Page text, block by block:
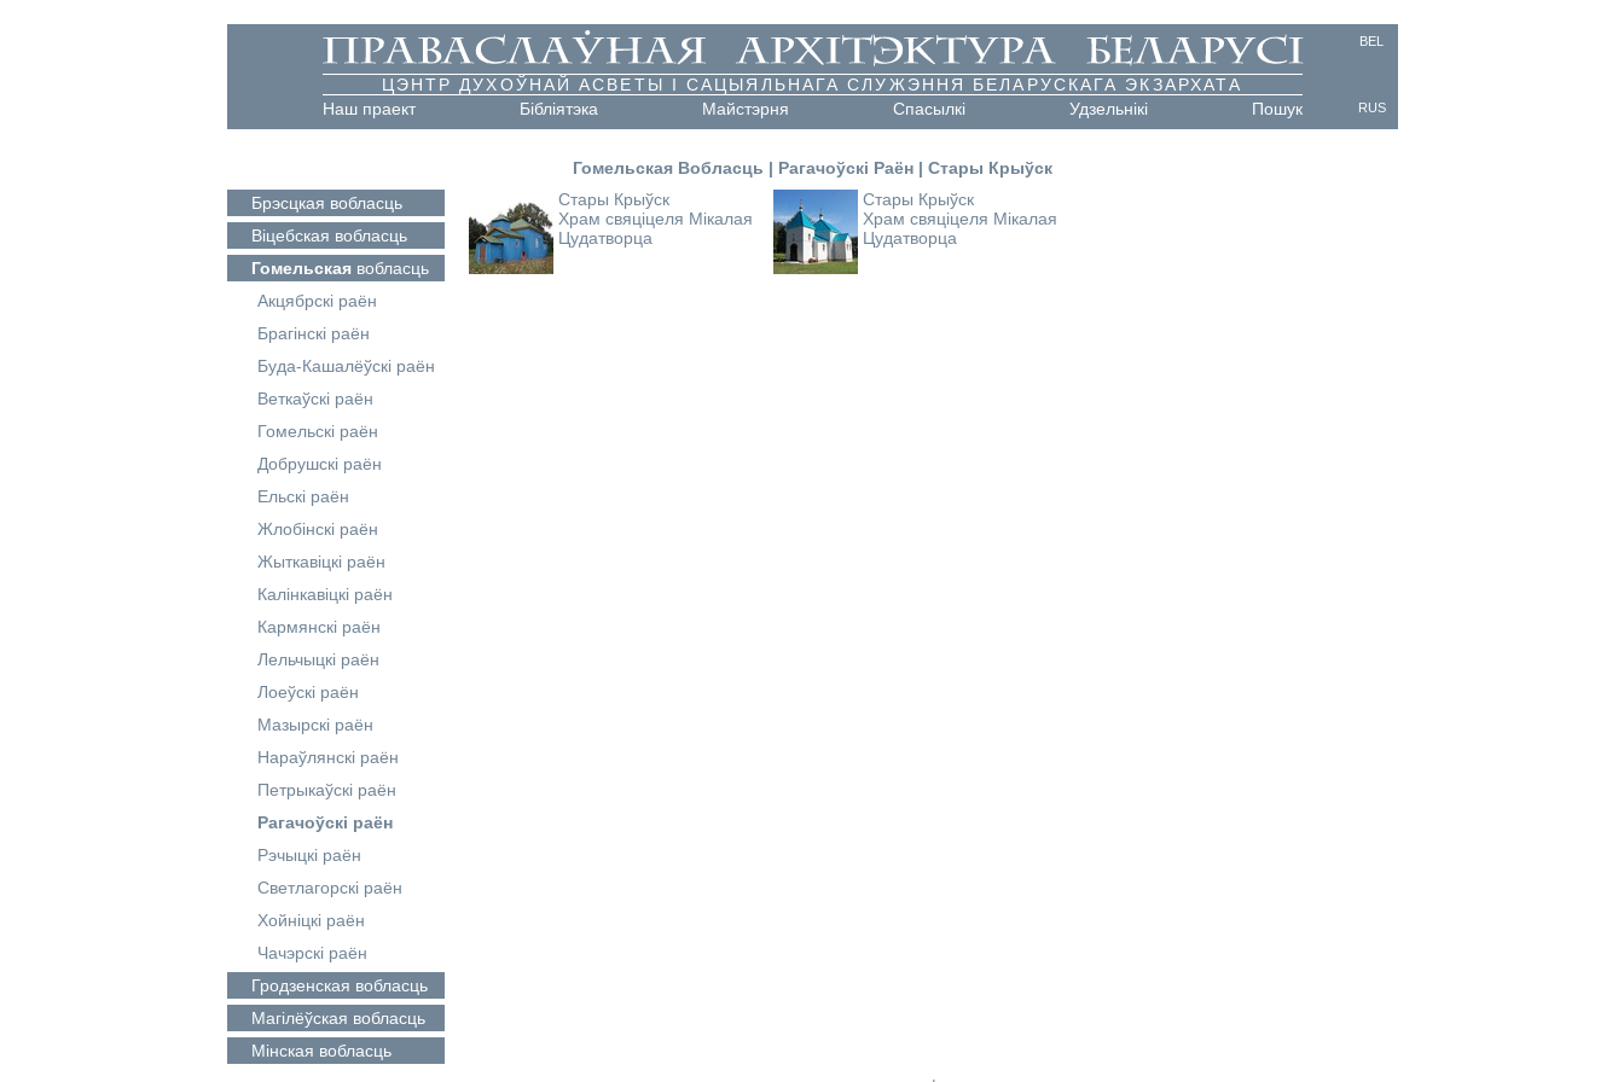
BEL
RUS
ЦЭНТР ДУХОЎНАЙ АСВЕТЫ І САЦЫЯЛЬНАГА СЛУЖЭННЯ БЕЛАРУСКАГА ЭКЗАРХАТА
Наш праект
Бібліятэка Майстэрня Cпасылкі Удзельнікі Пошук
Гомельская Вобласць | Рагачоўскі Раён| Стары Крыўск
Брэсцкая вобласць
Віцебская вобласць
Гомельскаявобласць
Акцябрскі раён
Брагінскі раён
Буда-Кашалёўскі раён
Веткаўскі раён
Гомельскі раён
Добрушскі раён
Ельскі раён
Жлобінскі раён
Жыткавіцкі раён
Калінкавіцкі раён
Кармянскі раён
Лельчыцкі раён
Лоеўскі раён
Мазырскі раён
Нараўлянскі раён
Петрыкаўскі раён
Рагачоўскі раён
Рэчыцкі раён
Светлагорскі раён
Хойніцкі раён
Чачэрскі раён
Гродзенская вобласць
Магілёўская вобласць
Мінская вобласць
Стары Крыўск
Храм свяціцеля Мікалая
Цудатворца
Стары Крыўск
Храм свяціцеля Мікалая
Цудатворца